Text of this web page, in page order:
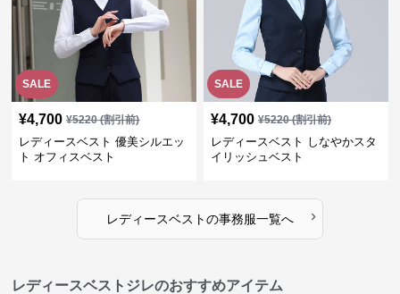
SALE
¥4,700 ¥5220(割引前)
レディースベスト 優美シルエッ
ト オフィスベスト
SALE
¥4,700 ¥5220(割引前)
レディースベスト しなやかスタ
イリッシュベスト
レディースベストの事務服一覧へ ›
レディースベストジレのおすすめアイテム